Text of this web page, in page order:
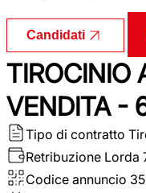
Candidati
TIROCINIO
VENDITA -
Tipo di contratto
Retribuzione Lorda
Codice annuncio